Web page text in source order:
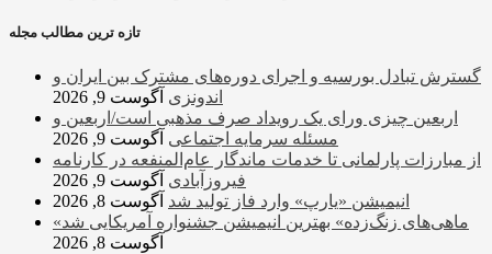
تازه ترین مطالب مجله
گسترش تبادل بورسیه و اجرای دوره‌های مشترک بین ایران و
اندونزی آگوست 9, 2026
اربعین چیزی ورای یک رویداد صرف مذهبی است/اربعین و
مسئله سرمایه اجتماعی آگوست 9, 2026
از مبارزات پارلمانی تا خدمات ماندگار عام‌المنفعه در کارنامه
فیروزآبادی آگوست 9, 2026
انیمیشن «یارپ» وارد فاز تولید شد آگوست 8, 2026
«ماهی‌های زنگ‌زده» بهترین انیمیشن جشنواره آمریکایی شد
آگوست 8, 2026